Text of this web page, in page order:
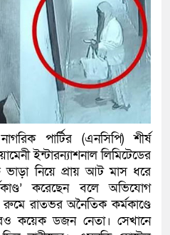
হারুনসহ ১০ জন
ঢাকার চারপাশে সচল হবে নৌপথ,
রাজধানীর দুই মেট্রো স্টেশনে
আদালতকে বলতে চাইলাম ফাঁসি
লতিফ সিদ্দিকী
পার্টির (এনসিপি) শীর্ষ
ইন্টারন্যাশনাল লিমিটেডের
নিয়ে প্রায় আট মাস ধরে
করেছেন বলে অভিযোগ
রাতভর অনৈতিক কর্মকাণ্ডে
কয়েক ডজন নেতা। সেখানে